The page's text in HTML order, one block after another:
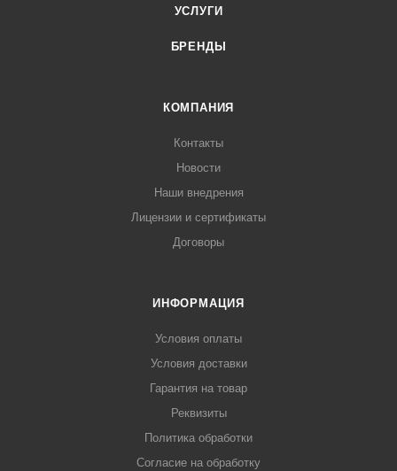
УСЛУГИ
БРЕНДЫ
КОМПАНИЯ
Контакты
Новости
Наши внедрения
Лицензии и сертификаты
Договоры
ИНФОРМАЦИЯ
Условия оплаты
Условия доставки
Гарантия на товар
Реквизиты
Политика обработки
Согласие на обработку